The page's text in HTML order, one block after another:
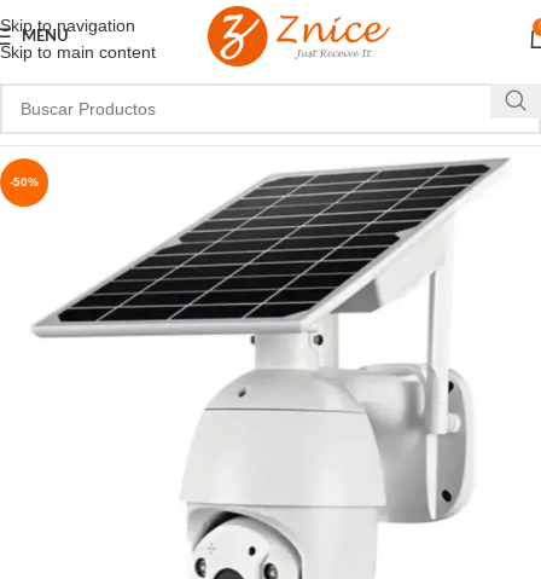
Skip to navigation
Skip to main content
MENU
-50%